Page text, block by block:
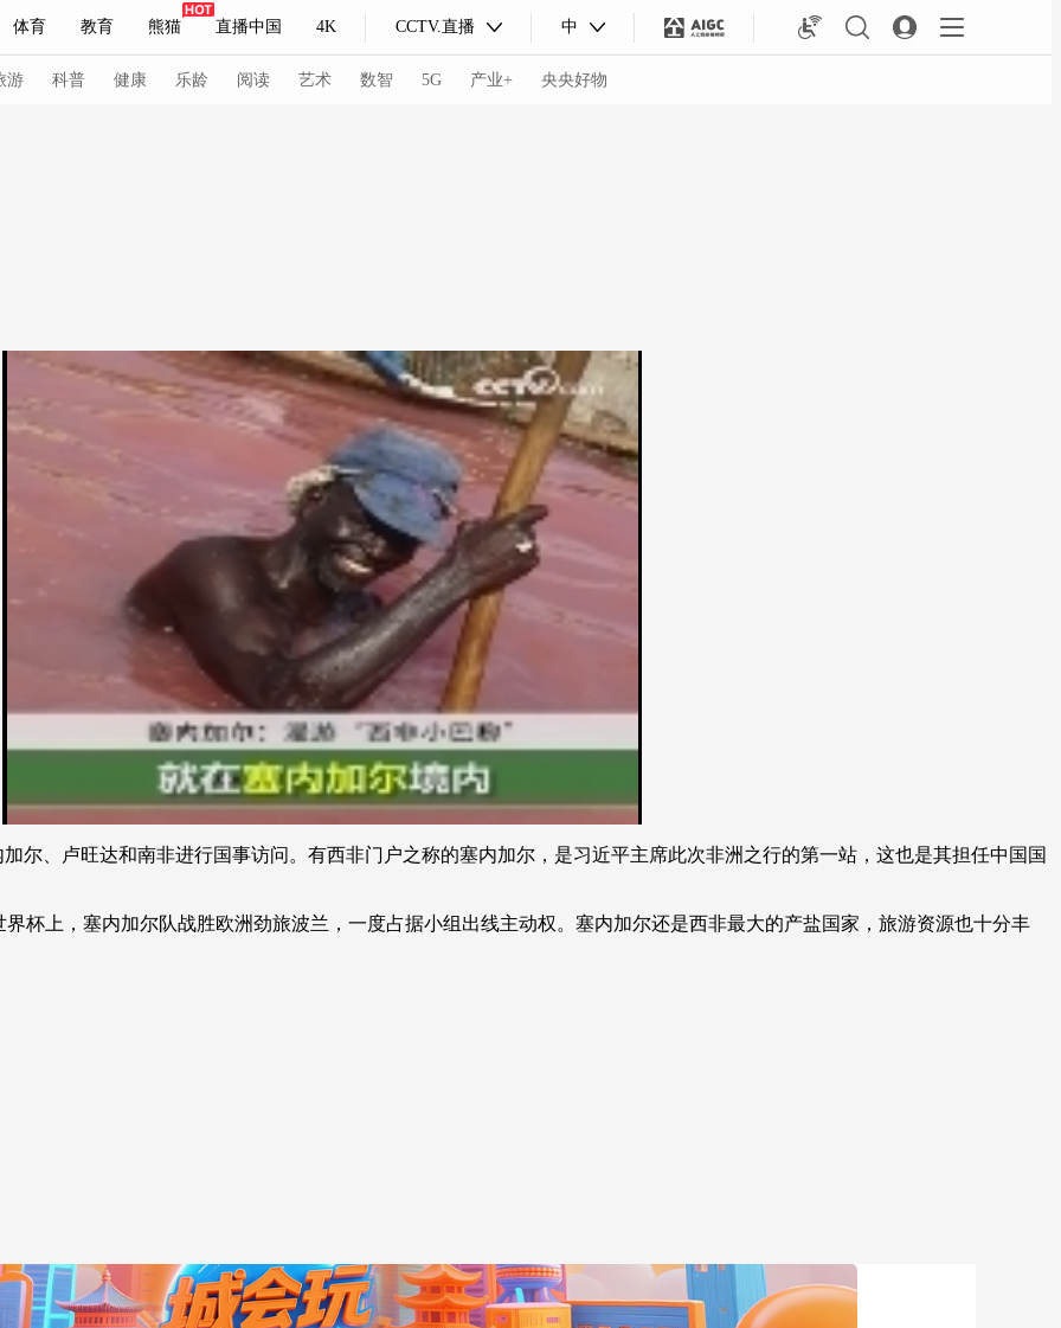
体育 教育 熊猫 直播中国 4K CCTV.直播 中
妙语 热解读 天天学习
持人 下载央视影音
游 科普 健康 乐龄 阅读 艺术 数智 5G 产业+ 央央好物
VR/AR 4K专区 全景新闻
入列 人生第二次
会 国际足球 网球 综合体育 亚冬会
冰雪道路 足球道路
文化 健康 乐龄 阅读 艺术
超级工厂 智敬中国 颜选攻略 海洋 时尚
总台企业白名单
尔、卢旺达和南非进行国事访问。有西非门户之称的塞内加尔，是习近平主席此次非洲之行的第一站，这也是其担任中国国
杯上，塞内加尔队战胜欧洲劲旅波兰，一度占据小组出线主动权。塞内加尔还是西非最大的产盐国家，旅游资源也十分丰